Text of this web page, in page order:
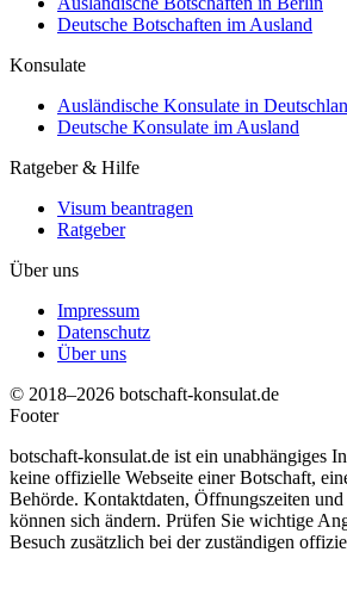
Deutsche Botschaften im Ausland
Konsulate
Ausländische Konsulate in
Deutsche Konsulate im Ausland
Ratgeber & Hilfe
Visum beantragen
Ratgeber
Über uns
Impressum
Datenschutz
Über uns
© 2018–2026 botschaft-konsulat.de
Footer
botschaft-konsulat.de ist ein unabhängiges
keine offizielle Webseite einer Botschaft,
Behörde. Kontaktdaten, Öffnungszeiten
können sich ändern. Prüfen Sie wichtige
Besuch zusätzlich bei der zuständigen